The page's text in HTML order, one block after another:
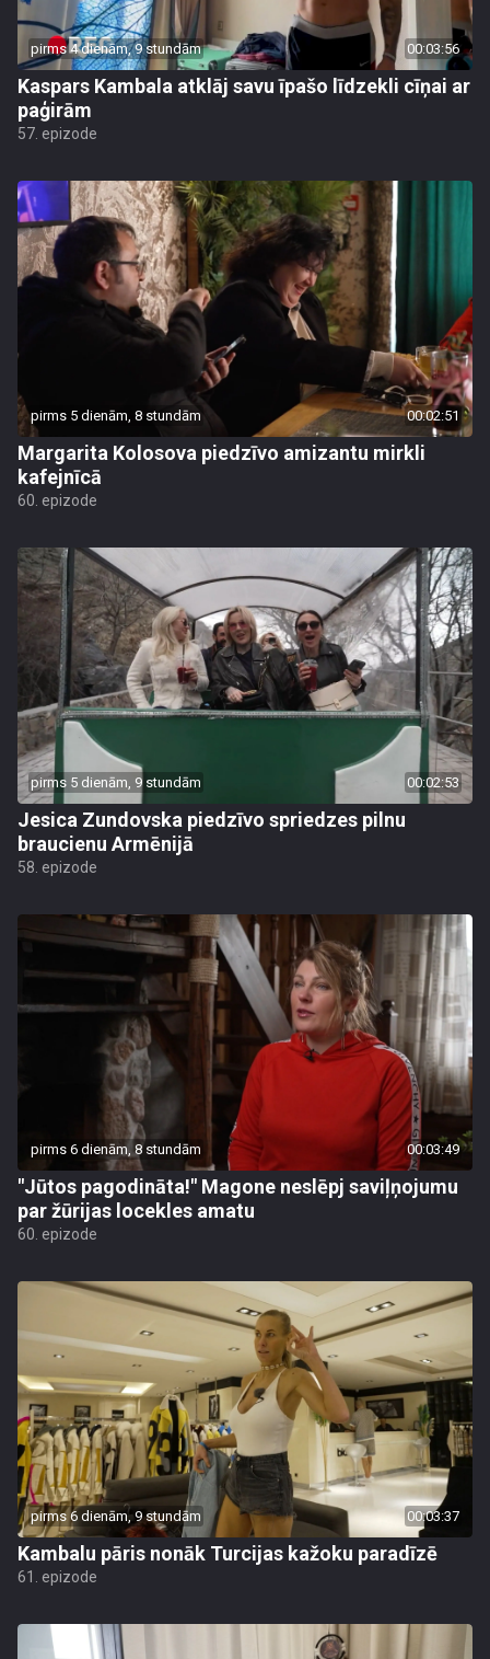
pirms 4 dienām, 9 stundām 00:03:56
Kaspars Kambala atklāj savu īpašo līdzekli cīņai ar
paģirām
57. epizode
pirms 5 dienām, 8 stundām 00:02:51
Margarita Kolosova piedzīvo amizantu mirkli
kafejnīcā
60. epizode
pirms 5 dienām, 9 stundām 00:02:53
Jesica Zundovska piedzīvo spriedzes pilnu
braucienu Armēnijā
58. epizode
pirms 6 dienām, 8 stundām 00:03:49
"Jūtos pagodināta!" Magone neslēpj saviļņojumu
par žūrijas locekles amatu
60. epizode
pirms 6 dienām, 9 stundām 00:03:37
Kambalu pāris nonāk Turcijas kažoku paradīzē
61. epizode